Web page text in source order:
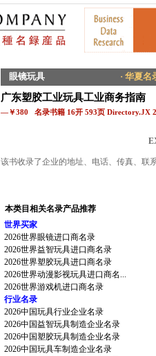
眼镜玩具 · 华夏
广东塑胶工业玩具工业商务指南
—￥380 名录书籍 16开 593页 Directory.JX
该书收录了企业的地址、电话、传真、联
本类目相关名录产品推荐
世界买家
2026世界眼镜进口商名录
2026世界益智玩具进口商名录
2026世界塑胶玩具进口商名录
2026世界动漫影视玩具进口商名...
2026世界游戏机进口商名录
行业名录
2026中国玩具行业企业名录
2026中国益智玩具制造企业名录
2026中国塑胶玩具制造企业名录
2026中国玩具车制造企业名录